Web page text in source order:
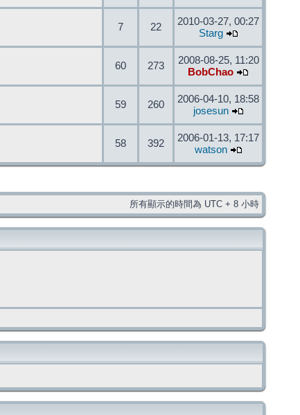
7 22
2010-03-27, 00:27
Starg
60 273
2008-08-25, 11:20
BobChao
59 260
2006-04-10, 18:58
josesun
58 392
2006-01-13, 17:17
watson
所有顯示的時間為 UTC + 8 小時